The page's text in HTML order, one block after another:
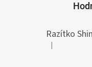
Hodnocení
|